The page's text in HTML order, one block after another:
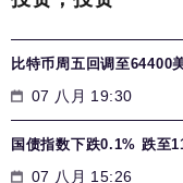
比特币周五回调至64400
07 八月 19:30
国债指数下跌0.1% 跌至
07 八月 15:26